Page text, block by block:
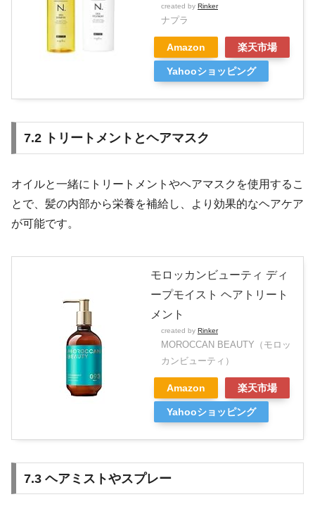
created by Rinker
ナプラ
Amazon 楽天市場
Yahooショッピング
7.2 トリートメントとヘアマスク
オイルと一緒にトリートメントやヘアマスクを使用するこ
とで、髪の内部から栄養を補給し、より効果的なヘアケア
が可能です。
モロッカンビューティ ディ
ープモイスト ヘアトリート
メント
created by Rinker
MOROCCAN BEAUTY（モロッ
カンビューティ）
Amazon 楽天市場
Yahooショッピング
7.3 ヘアミストやスプレー